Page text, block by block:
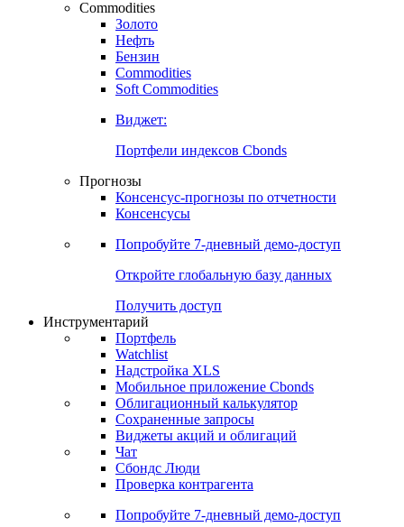
Commodities
Золото
Нефть
Бензин
Commodities
Soft Commodities
Виджет:
Портфели индексов Cbonds
Прогнозы
Консенсус-прогнозы по отчетности
Консенсусы
Попробуйте 7-дневный демо-доступ
Откройте глобальную базу данных
Получить доступ
Инструментарий
Портфель
Watchlist
Надстройка XLS
Мобильное приложение Cbonds
Облигационный калькулятор
Сохраненные запросы
Виджеты акций и облигаций
Чат
Сбондс Люди
Проверка контрагента
Попробуйте 7-дневный демо-доступ